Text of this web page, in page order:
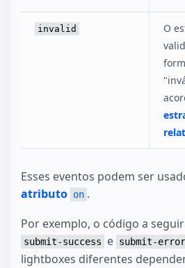
invalid
O
Esses eventos podem ser
atributo on .
Por exemplo, o código a
submit-success e submit-error
lightboxes diferentes